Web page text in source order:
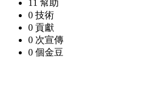
11 幫助
0 技術
0 貢獻
0 次宣傳
0 個金豆